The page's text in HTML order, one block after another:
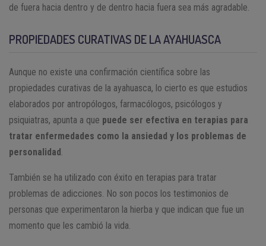
de fuera hacia dentro y de dentro hacia fuera sea más agradable.
PROPIEDADES CURATIVAS DE LA AYAHUASCA
Aunque no existe una confirmación científica sobre las
propiedades curativas de la ayahuasca, lo cierto es que estudios
elaborados por antropólogos, farmacólogos, psicólogos y
psiquiatras, apunta a que puede ser efectiva en terapias para
tratar enfermedades como la ansiedad y los problemas de
personalidad .
También se ha utilizado con éxito en terapias para tratar
problemas de adicciones. No son pocos los testimonios de
personas que experimentaron la hierba y que indican que fue un
momento que les cambió la vida.